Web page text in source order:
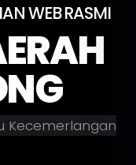
WEB RASMI
Kecemerlangan